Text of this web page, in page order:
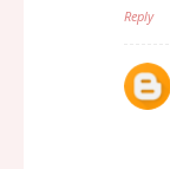
Reply